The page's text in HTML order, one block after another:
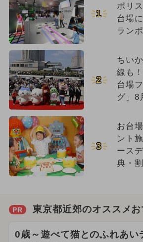
1
ポリ
台場
ラン
2
ちい
線も
台場
グ」8
3
お台
ント
ース
典・
PR 東京都近郊のオススメお
0歳～遊べて猫とのふれあい